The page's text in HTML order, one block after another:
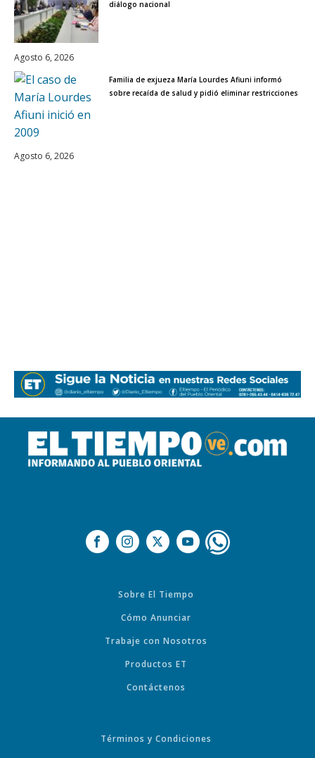
diálogo nacional
Agosto 6, 2026
Familia de exjueza María Lourdes Afiuni informó
sobre recaída de salud y pidió eliminar restricciones
Agosto 6, 2026
Sobre El Tiempo
Cómo Anunciar
Trabaje con Nosotros
Productos ET
Contáctenos
Términos y Condiciones